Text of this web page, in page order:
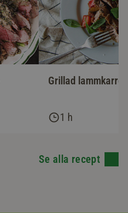
Grillad lammkarré
1 h
Se alla recept